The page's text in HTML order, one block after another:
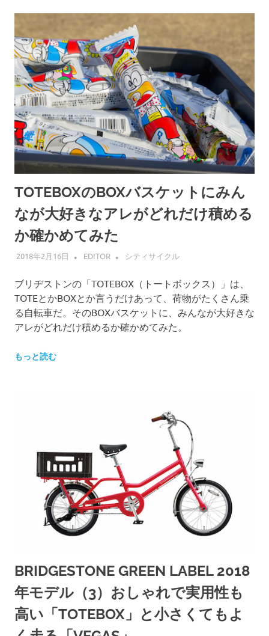
TOTEBOXのBOXバスケットにみん
なが大好きなアレがどれだけ積める
か確かめてみた
2018年2月16日 EDITOR シティサイクル
ブリヂストンの「TOTEBOX（トートボックス）」は、
TOTEとかBOXとか言うだけあって、荷物がたくさん乗
る自転車だ。そのBOXバスケットに、みんなが大好きな
アレがどれだけ積めるか確かめてみた。
もっと読む
BRIDGESTONE GREEN LABEL 2018
年モデル（3）おしゃれで実用性も
高い「TOTEBOX」と小さくてもよ